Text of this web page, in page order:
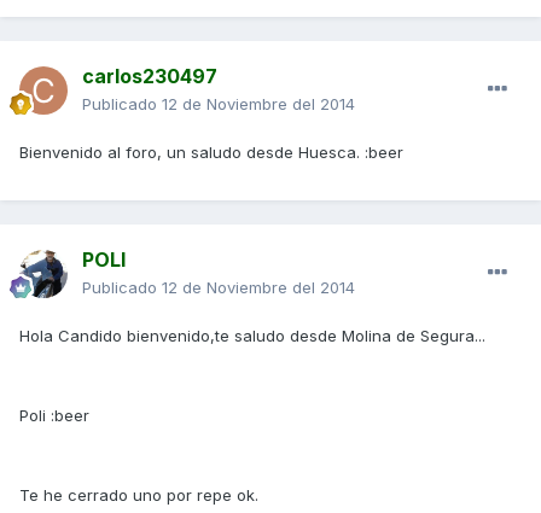
carlos230497
Publicado 12 de Noviembre del 2014
Bienvenido al foro, un saludo desde Huesca. :beer
POLI
Publicado 12 de Noviembre del 2014
Hola Candido bienvenido,te saludo desde Molina de Segura...
Poli :beer
Te he cerrado uno por repe ok.